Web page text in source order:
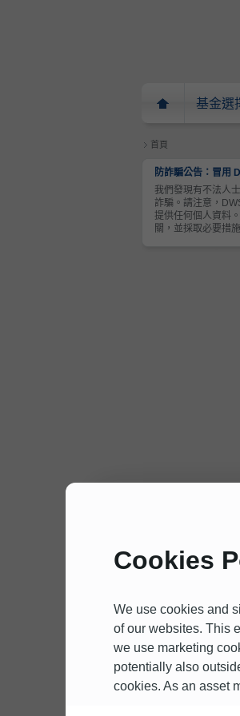
基金選
首頁
防詐騙公告：冒用
我們發現有不法人
詐騙。請注意，
提供任何個人資料
關，並採取必要措
Cookies
We use cookies and
of our websites. This
we use marketing
potentially also
cookies. As an asset